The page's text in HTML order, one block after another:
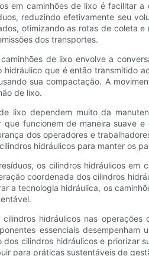
em caminhões de lixo é facilitar
reduzindo efetivamente seu
otimizando as rotas de coleta
dos transportes.
de lixo envolve a
que é então transmitido
sua compactação. A
de lixo.
lixo dependem muito da
que funcionem de maneira suave
dos operadores e
hidráulicos para manter os
os cilindros hidráulicos
coordenada dos cilindros
a tecnologia hidráulica, os
hidráulicos nas
essenciais
cilindros hidráulicos e priorizar
para práticas sustentáveis ​​de